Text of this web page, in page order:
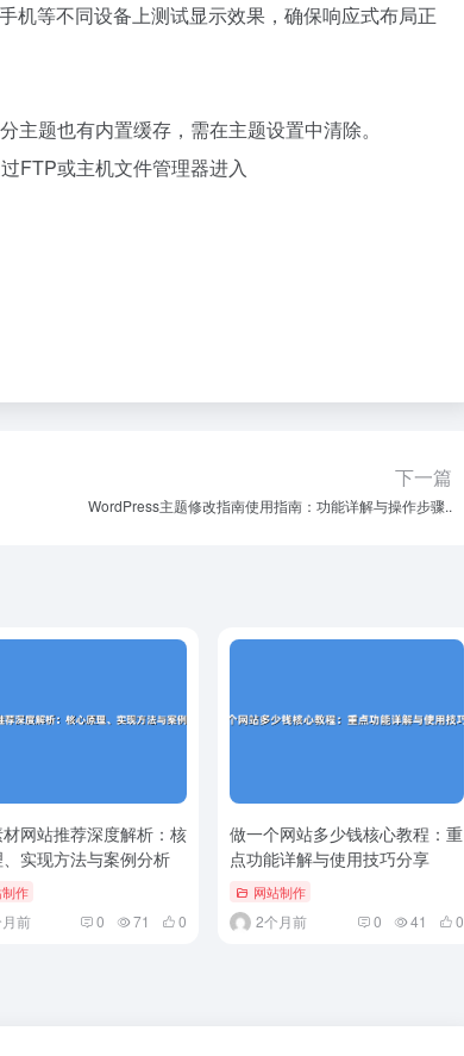
机等不同设备上测试显示效果，确保响应式布局正
题也有内置缓存，需在主题设置中清除。
FTP或主机文件管理器进入
下一篇
WordPress主题修改指南使用指南：功能详解与操作步骤..
网站推荐深度解析：核
实现方法与案例分析
作
前 0 71 0
做一个网站多少钱核心教程：重
点功能详解与使用技巧分享
网站制作
2个月前 0 41 0